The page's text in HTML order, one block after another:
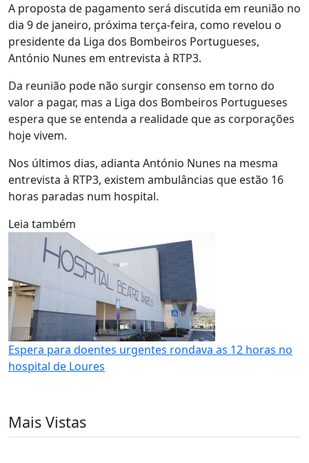
A proposta de pagamento será discutida em reunião no
dia 9 de janeiro, próxima terça-feira, como revelou o
presidente da Liga dos Bombeiros Portugueses,
António Nunes em entrevista à RTP3.
Da reunião pode não surgir consenso em torno do
valor a pagar, mas a Liga dos Bombeiros Portugueses
espera que se entenda a realidade que as corporações
hoje vivem.
Nos últimos dias, adianta António Nunes na mesma
entrevista à RTP3, existem ambulâncias que estão 16
horas paradas num hospital.
Leia também
Espera para doentes urgentes rondava as 12 horas no
hospital de Loures
Mais Vistas